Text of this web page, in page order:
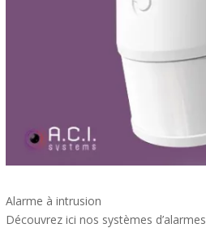
Alarme à intrusion
Découvrez ici nos systèmes d’alarmes